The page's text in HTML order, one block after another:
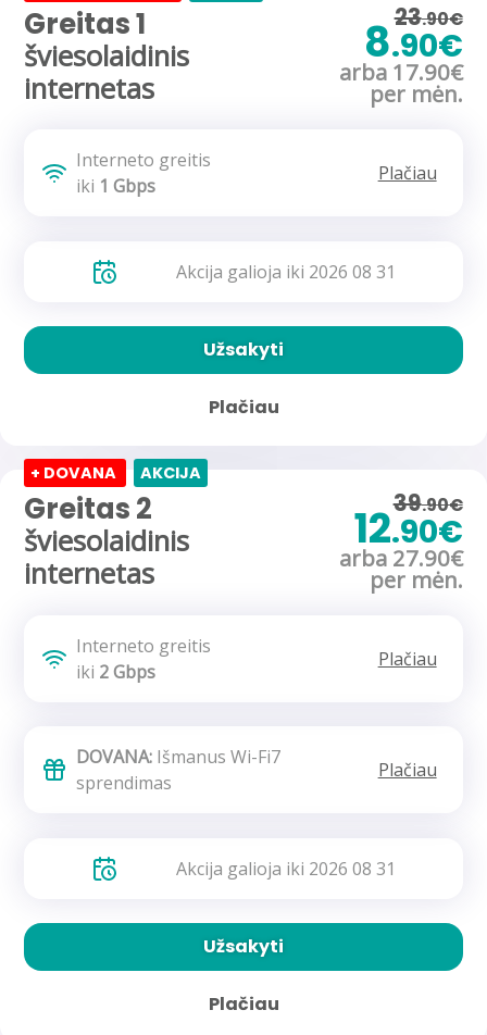
Greitas 1
šviesolaidinis
internetas
23.90€
8.90€
arba 17.90€
per mėn.
Interneto greitis
iki 1 Gbps
Plačiau
Akcija galioja iki 2026 08 31
Užsakyti
Plačiau
+ DOVANA AKCIJA
Greitas 2
šviesolaidinis
internetas
39.90€
12.90€
arba 27.90€
per mėn.
Interneto greitis
iki 2 Gbps
Plačiau
DOVANA: Išmanus Wi-Fi7
sprendimas
Plačiau
Akcija galioja iki 2026 08 31
Užsakyti
Plačiau